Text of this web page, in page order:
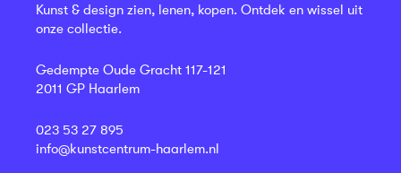
Kunst & design zien, lenen, kopen. Ontdek en wissel uit
onze collectie.
Gedempte Oude Gracht 117-121
2011 GP Haarlem
023 53 27 895
info@kunstcentrum-haarlem.nl